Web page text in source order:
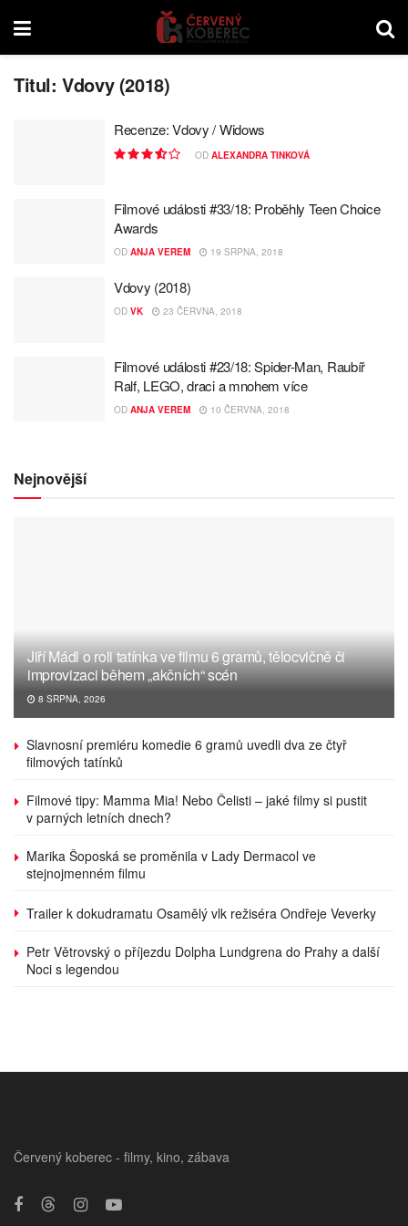
Titul:Vdovy (2018)
Recenze: Vdovy / Widows
OD ALEXANDRA TINKOVÁ
Filmové události #33/18: Proběhly Teen Choice
Awards
OD ANJA VEREM 19 SRPNA, 2018
Vdovy (2018)
OD VK 23 ČERVNA, 2018
Filmové události #23/18: Spider-Man, Raubíř
Ralf, LEGO, draci a mnohem více
OD ANJA VEREM 10 ČERVNA, 2018
Nejnovější
Jiří Mádl o roli tatínka ve filmu 6 gramů, tělocvičně či
improvizaci během „akčních“ scén
8 SRPNA, 2026
Slavnosní premiéru komedie 6 gramů uvedli dva ze čtyř
filmových tatínků
Filmové tipy: Mamma Mia! Nebo Čelisti – jaké filmy si pustit
v parných letních dnech?
Marika Šoposká se proměnila v Lady Dermacol ve
stejnojmenném filmu
Trailer k dokudramatu Osamělý vlk režiséra Ondřeje Veverky
Petr Větrovský o příjezdu Dolpha Lundgrena do Prahy a další
Noci s legendou
Červený koberec - filmy, kino, zábava